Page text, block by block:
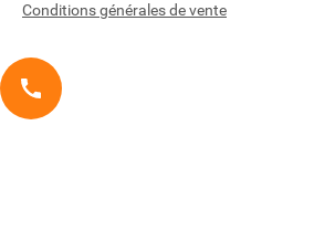
Conditions générales de vente